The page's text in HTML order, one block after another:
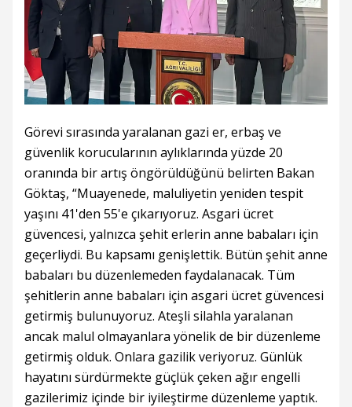
Görevi sırasında yaralanan gazi er, erbaş ve
güvenlik korucularının aylıklarında yüzde 20
oranında bir artış öngörüldüğünü belirten Bakan
Göktaş, “Muayenede, maluliyetin yeniden tespit
yaşını 41'den 55'e çıkarıyoruz. Asgari ücret
güvencesi, yalnızca şehit erlerin anne babaları için
geçerliydi. Bu kapsamı genişlettik. Bütün şehit anne
babaları bu düzenlemeden faydalanacak. Tüm
şehitlerin anne babaları için asgari ücret güvencesi
getirmiş bulunuyoruz. Ateşli silahla yaralanan
ancak malul olmayanlara yönelik de bir düzenleme
getirmiş olduk. Onlara gazilik veriyoruz. Günlük
hayatını sürdürmekte güçlük çeken ağır engelli
gazilerimiz içinde bir iyileştirme düzenleme yaptık.